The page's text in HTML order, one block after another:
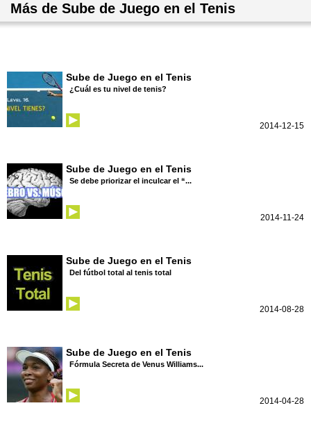
Más de Sube de Juego en el Tenis
Sube de Juego en el Tenis
¿Cuál es tu nivel de tenis?
2014-12-15
Sube de Juego en el Tenis
Se debe priorizar el inculcar el “...
2014-11-24
Sube de Juego en el Tenis
Del fútbol total al tenis total
2014-08-28
Sube de Juego en el Tenis
Fórmula Secreta de Venus Williams...
2014-04-28